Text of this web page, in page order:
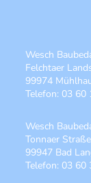
Wesch
Felchtaer
99974
Telefon: 03 60
Wesch
Tonnaer
99947 Bad
Telefon: 03 60